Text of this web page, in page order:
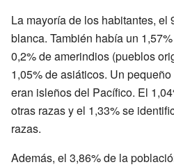
La mayoría de los habitantes, el
blanca. También había un
0,2% de amerindios (pueblos
1,05% de asiáticos. Un
eran isleños del Pacífico. El
otras razas y el 1,33% se
razas.
Además, el 3,86% de la